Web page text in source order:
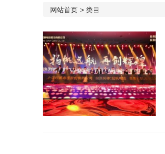
网站首页 > 类目